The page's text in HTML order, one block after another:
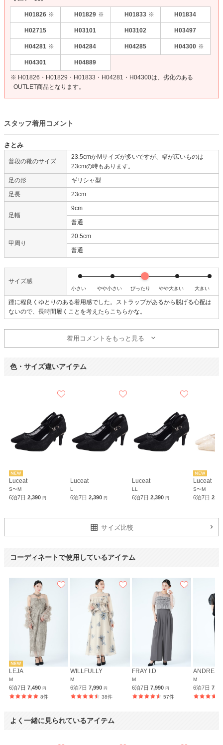
H01826 ※ H01829 ※ H01833 ※ H01834
H02715 H03101 H03102 H03497
H04281 ※ H04284 H04285 H04300 ※
H04301 H04889
※ H01826・H01829・H01833・H04281・H04300は、劣化のある
OUTLET商品となります。
スタッフ着用コメント
さとみ
普段の靴のサイズ
23.5cmかMサイズが多いですが、幅が広いものは
23cmの時もあります。
足の形
ギリシャ型
足長
23cm
足幅
9cm
普通
甲周り
20.5cm
普通
サイズ感
小さい やや小さい ぴったり やや大きい 大きい
踵に程良くゆとりのある着用感でした。ストラップがあるから脱げる心配は
ないので、長時間履くことを考えたらこちらかな。
着用コメントをもっと見る
色・サイズ違いアイテム
Luceat
S〜M
6泊7日 2,390 円
Luceat
L
6泊7日2,390円
Luceat
LL
6泊7日 2,390 円
Luceat
S〜M
6泊7日
サイズ比較
コーディネートで使用しているアイテム
LEJA
M
6泊7日 7,490 円
8件
WILLFULLY
M
6泊7日7,990円
38件
FRAY I.D
M
6泊7日 7,990 円
57件
ANDRESD
M
6泊7日
よく一緒に見られているアイテム